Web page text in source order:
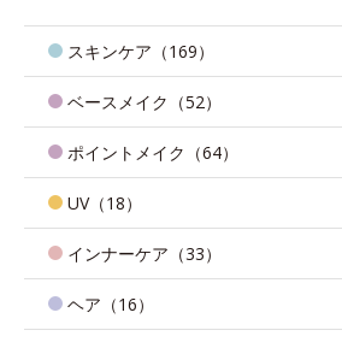
スキンケア（169）
ベースメイク（52）
ポイントメイク（64）
UV（18）
インナーケア（33）
ヘア（16）